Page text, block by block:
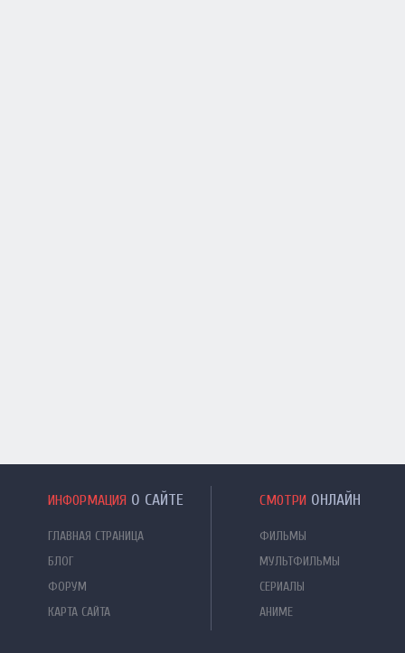
ИНФОРМАЦИЯ О САЙТЕ
ГЛАВНАЯ СТРАНИЦА
БЛОГ
ФОРУМ
КАРТА САЙТА
СМОТРИ ОНЛАЙН
ФИЛЬМЫ
МУЛЬТФИЛЬМЫ
СЕРИАЛЫ
АНИМЕ